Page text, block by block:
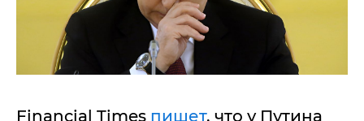
Financial Times пишет, что у Путина